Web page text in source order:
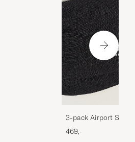
3-pack Airport
Melange
469,-